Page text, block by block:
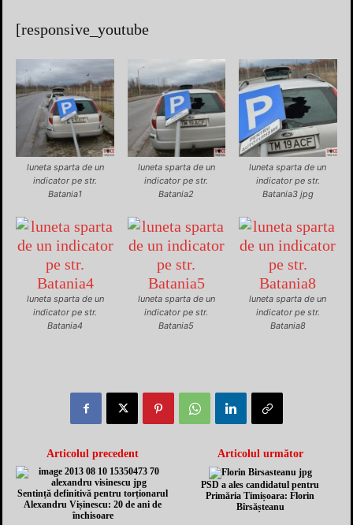
[responsive_youtube
luneta sparta de un
indicator pe str.
Batania1
luneta sparta de un
indicator pe str.
Batania2
luneta sparta de un
indicator pe str.
Batania3 jpg
luneta sparta de un
indicator pe str.
Batania4
luneta sparta de un
indicator pe str.
Batania5
luneta sparta de un
indicator pe str.
Batania8
Articolul precedent
Sentință definitivă pentru torționarul
Alexandru Vișinescu: 20 de ani de
închisoare
Articolul următor
PSD a ales candidatul pentru
Primăria Timișoara: Florin
Bîrsășteanu